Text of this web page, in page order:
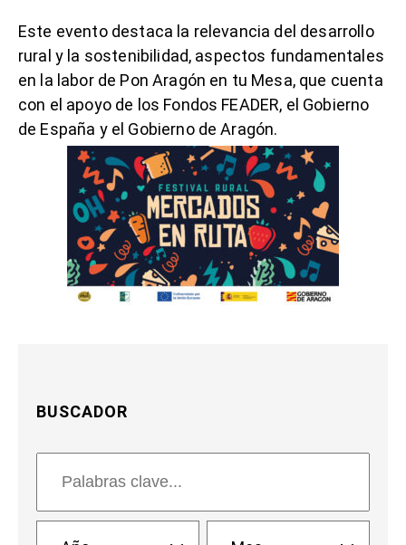
Este evento destaca la relevancia del desarrollo
rural y la sostenibilidad, aspectos fundamentales
en la labor de Pon Aragón en tu Mesa, que cuenta
con el apoyo de los Fondos FEADER, el Gobierno
de España y el Gobierno de Aragón.
BUSCADOR